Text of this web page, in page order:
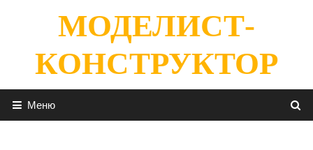
содержимомуМОДЕЛИСТ-
КОНСТРУКТОР
Меню